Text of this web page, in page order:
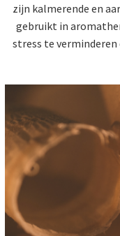
zijn kalmerende en
gebruikt in
stress te verminderen